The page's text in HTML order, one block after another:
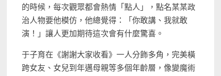
的時候，每次觀眾都會熱情「點人」，點名某某政
治人物要他模仿，他總覺得：「你敢講、我就敢
演！」讓人更加期待這次會有什麼驚喜。
于子育在《謝謝大家收看》一人分飾多角，完美橫
跨女友、女兒到年邁母親等多個年齡層，像變魔術